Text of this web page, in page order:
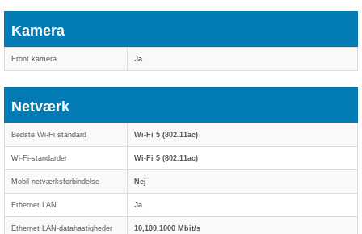
Kamera
Front kamera Ja
Netværk
Bedste Wi-Fi standard Wi-Fi 5 (802.11ac)
Wi-Fi-standarder Wi-Fi 5 (802.11ac)
Mobil netværksforbindelse Nej
Ethernet LAN Ja
Ethernet LAN-datahastigheder 10,100,1000 Mbit/s